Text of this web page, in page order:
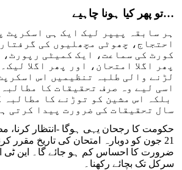
تو پھر کیا ہونا چاہیے…
ہر سابقہ پیپر لیک ایک ہی اسکرپٹ
احتجاج، چھوٹی مچھلیوں کی
کورٹ کی سماعت، ایک کمیٹی رپورٹ،
پھر اگلا امتحان، اور پھر اگلا
لڑنے والی طلبہ تنظیمیں اس
اسی لیے وہ صرف تحقیقات کا
بلکہ اس مشین کو توڑنے کا مطالبہ
سال تحقیقات کی ضرورت پیدا کرتی
حکومت کا رجحان یہی ہوگا -انتظار کرنا،
21 جون کو دوبارہ امتحان کی تاریخ مقرر
ضرورت کا احساس کم ہو جائے گا۔ این ٹی اے
سرکل تک بچائے رکھنا۔